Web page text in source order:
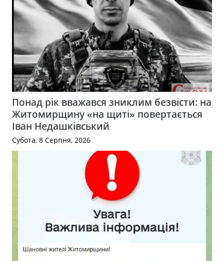
Понад рік вважався зниклим безвісти: на
Житомирщину «на щиті» повертається
Іван Недашківський
Субота, 8 Серпня, 2026